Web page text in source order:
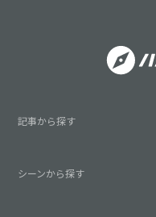
記事から探す
シーンから探す